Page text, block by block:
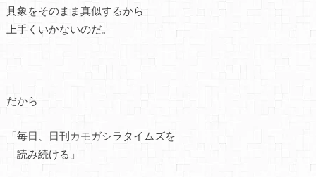
具象をそのまま真似するから
上手くいかないのだ。
だから
「毎日、日刊カモガシラタイムズを
読み続ける」